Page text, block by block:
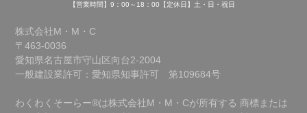
【営業時間】9：00～18：00【定休日】土・日・祝日
株式会社M・M・C
〒463-0036
愛知県名古屋市守山区向台2-2004
一般建設業許可：愛知県知事許可 第109684号
わくわくそーらー®は株式会社M・M・Cが所有する 商標または